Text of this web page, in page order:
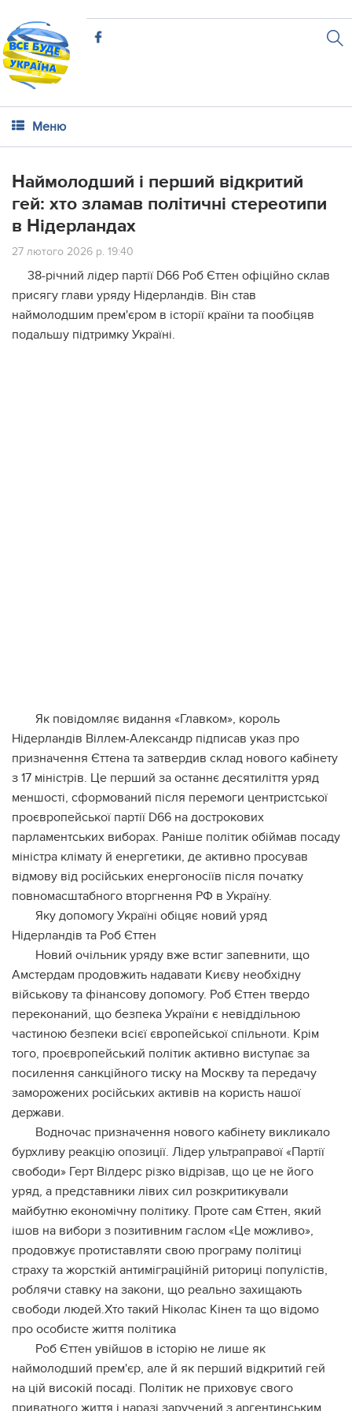
Меню
Наймолодший і перший відкритий
гей: хто зламав політичні стереотипи
в Нідерландах
27 лютого 2026 р. 19:40
38-річний лідер партії D66 Роб Єттен офіційно склав
присягу глави уряду Нідерландів. Він став
наймолодшим прем'єром в історії країни та пообіцяв
подальшу підтримку Україні.
Як повідомляє видання «Главком», король
Нідерландів Віллем-Александр підписав указ про
призначення Єттена та затвердив склад нового кабінету
з 17 міністрів. Це перший за останнє десятиліття уряд
меншості, сформований після перемоги центристської
проєвропейської партії D66 на дострокових
парламентських виборах. Раніше політик обіймав посаду
міністра клімату й енергетики, де активно просував
відмову від російських енергоносіїв після початку
повномасштабного вторгнення РФ в Україну.
Яку допомогу Україні обіцяє новий уряд
Нідерландів та Роб Єттен
Новий очільник уряду вже встиг запевнити, що
Амстердам продовжить надавати Києву необхідну
військову та фінансову допомогу. Роб Єттен твердо
переконаний, що безпека України є невіддільною
частиною безпеки всієї європейської спільноти. Крім
того, проєвропейський політик активно виступає за
посилення санкційного тиску на Москву та передачу
заморожених російських активів на користь нашої
держави.
Водночас призначення нового кабінету викликало
бурхливу реакцію опозиції. Лідер ультраправої «Партії
свободи» Герт Вілдерс різко відрізав, що це не його
уряд, а представники лівих сил розкритикували
майбутню економічну політику. Проте сам Єттен, який
ішов на вибори з позитивним гаслом «Це можливо»,
продовжує протиставляти свою програму політиці
страху та жорсткій антиміграційній риториці популістів,
роблячи ставку на закони, що реально захищають
свободи людей.Хто такий Ніколас Кінен та що відомо
про особисте життя політика
Роб Єттен увійшов в історію не лише як
наймолодший прем'єр, але й як перший відкритий гей
на цій високій посаді. Політик не приховує свого
приватного життя і наразі заручений з аргентинським